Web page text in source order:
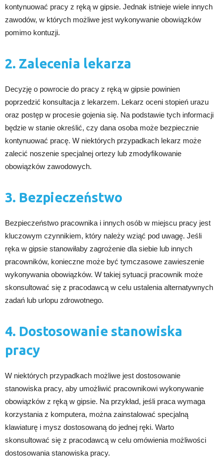
kontynuować pracy z ręką w gipsie. Jednak istnieje wiele innych
zawodów, w których możliwe jest wykonywanie obowiązków
pomimo kontuzji.
2. Zalecenia lekarza
Decyzję o powrocie do pracy z ręką w gipsie powinien
poprzedzić konsultacja z lekarzem. Lekarz oceni stopień urazu
oraz postęp w procesie gojenia się. Na podstawie tych informacji
będzie w stanie określić, czy dana osoba może bezpiecznie
kontynuować pracę. W niektórych przypadkach lekarz może
zalecić noszenie specjalnej ortezy lub zmodyfikowanie
obowiązków zawodowych.
3. Bezpieczeństwo
Bezpieczeństwo pracownika i innych osób w miejscu pracy jest
kluczowym czynnikiem, który należy wziąć pod uwagę. Jeśli
ręka w gipsie stanowiłaby zagrożenie dla siebie lub innych
pracowników, konieczne może być tymczasowe zawieszenie
wykonywania obowiązków. W takiej sytuacji pracownik może
skonsultować się z pracodawcą w celu ustalenia alternatywnych
zadań lub urlopu zdrowotnego.
4. Dostosowanie stanowiska
pracy
W niektórych przypadkach możliwe jest dostosowanie
stanowiska pracy, aby umożliwić pracownikowi wykonywanie
obowiązków z ręką w gipsie. Na przykład, jeśli praca wymaga
korzystania z komputera, można zainstalować specjalną
klawiaturę i mysz dostosowaną do jednej ręki. Warto
skonsultować się z pracodawcą w celu omówienia możliwości
dostosowania stanowiska pracy.